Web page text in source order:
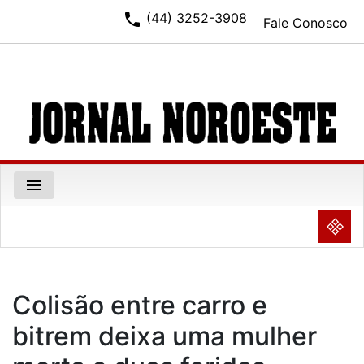
Fale Conosco
phone (44) 3252-3908
menu
NULL
Colisão entre carro e
bitrem deixa uma mulher